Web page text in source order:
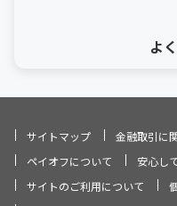
よ
サイトマップ
金融取引に
ペイオフについて
安心し
サイトのご利用について